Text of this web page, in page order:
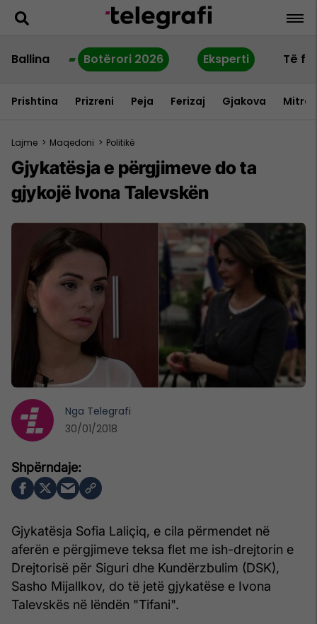
Ballina Botërori 2026 Eksperti Të
Prishtina Prizreni Peja Ferizaj Gjakova
Lajme > Maqedoni > Politikë
Gjykatësja e përgjimeve do ta
gjykojë Ivona Talevskën
Gjykatësja Sofia Laliçiq, e cila përmendet në
aferën e përgjimeve teksa flet me ish-drejtorin e
Drejtorisë për Siguri dhe Kundërzbulim (DSK),
Sasho Mijallkov, do të jetë gjykatëse e Ivona
Talevskës në lëndën "Tifani".
Nga Telegrafi
30/01/2018